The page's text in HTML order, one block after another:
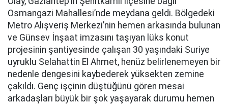
Osmangazi Mahallesi’nde meydana geldi. Bölgedeki
Metro Alışveriş Merkezi’nin hemen arkasında bulunan
ve Günsev İnşaat imzasını taşıyan lüks konut
projesinin şantiyesinde çalışan 30 yaşındaki Suriye
uyruklu Selahattin El Ahmet, henüz belirlenemeyen bir
nedenle dengesini kaybederek yüksekten zemine
çakıldı. Genç işçinin düştüğünü gören mesai
arkadaşları büyük bir şok yaşayarak durumu hemen